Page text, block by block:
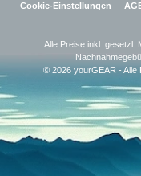
Cookie-Einstellungen
Alle Preise inkl. gesetzl.
© 2026 yourGEAR - Alle